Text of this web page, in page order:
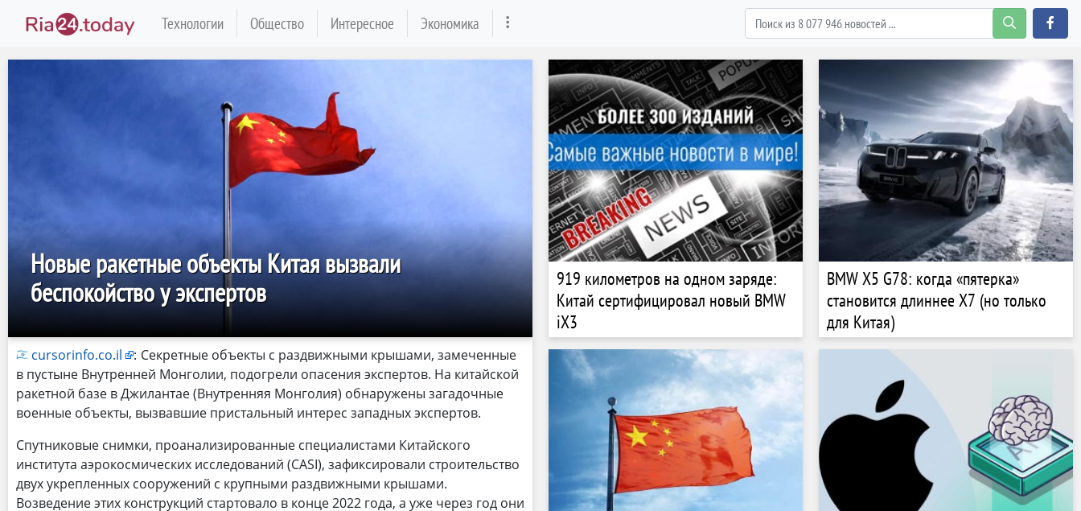
Технологии Общество Интересное Экономика
Новые ракетные объекты Китая вызвали
беспокойство у экспертов
cursorinfo.co.il : Секретные объекты с раздвижными крышами, замеченные
в пустыне Внутренней Монголии, подогрели опасения экспертов. На китайской
ракетной базе в Джилантае (Внутренняя Монголия) обнаружены загадочные
военные объекты, вызвавшие пристальный интерес западных экспертов.
Спутниковые снимки, проанализированные специалистами Китайского
института аэрокосмических исследований (CASI), зафиксировали строительство
двух укрепленных сооружений с крупными раздвижными крышами. ​
Возведение этих конструкций стартовало в конце 2022 года, а уже через год они
919 километров на одном заряде:
Китай сертифицировал новый BMW
iX3
BMW X5 G78: когда «пятерка»
становится длиннее X7 (но только
для Китая)